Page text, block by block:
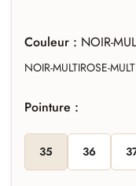
Couleur : NOIR-
NOIR-MULTIROSE-
Pointure :
35 36